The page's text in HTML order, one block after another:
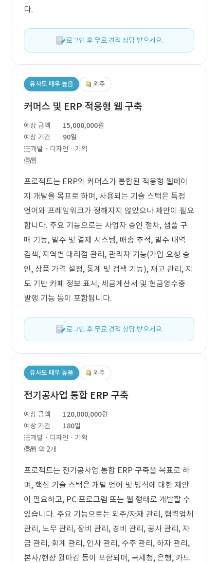
다.
로그인 후 무료 견적 상담 받으세요.
유사도 매우 높음 외주
커머스 및 ERP 적응형 웹 구축
예상 금액
15,000,000원
예상 기간
90일
개발 · 디자인 · 기획
웹
프로젝트는 ERP와 커머스가 통합된 적응형 웹페이
지 개발을 목표로 하며, 사용되는 기술 스택은 특정
언어와 프레임워크가 정해지지 않았으나 제안이 필요
합니다. 주요 기능으로는 사업자 승인 절차, 샘플 구
매 기능, 발주 및 결제 시스템, 배송 추적, 발주 내역
검색, 지역별 대리점 관리, 관리자 기능(가입 요청 승
인, 상품 가격 설정, 통계 및 검색 기능), 재고 관리, 지
도 기반 카페 정보 표시, 세금계산서 및 현금영수증
발행 기능 등이 포함됩니다.
로그인 후 무료 견적 상담 받으세요.
유사도 매우 높음 외주
전기공사업 통합 ERP 구축
예상 금액
120,000,000원
예상 기간
180일
개발 · 디자인 · 기획
웹 외 2개
프로젝트는 전기공사업 통합 ERP 구축을 목표로 하
며, 핵심 기술 스택은 개발 언어 및 방식에 대한 제안
이 필요하고, PC 프로그램 또는 웹 형태로 개발할 수
있습니다. 주요 기능으로는 외주/자재 관리, 협력업체
관리, 노무 관리, 장비 관리, 경비 관리, 공사 관리, 자
금 관리, 회계 관리, 인사 관리, 수주 관리, 하자 관리,
본사/현장 월마감 등이 포함되며, 국세청, 은행, 카드